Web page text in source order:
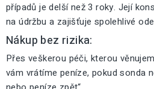
případů je delší než 3 roky. Její
na údržbu a zajišťuje spolehlivé
Nákup bez rizika:
Přes veškerou péči, kterou
vám vrátíme peníze, pokud sonda